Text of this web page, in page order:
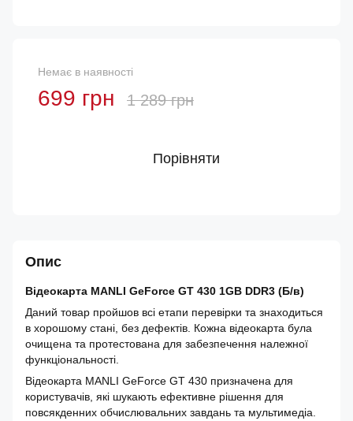
Немає в наявності
699 грн 1 289 грн
Порівняти
Опис
Відеокарта MANLI GeForce GT 430 1GB DDR3 (Б/в)
Даний товар пройшов всі етапи перевірки та знаходиться
в хорошому стані, без дефектів. Кожна відеокарта була
очищена та протестована для забезпечення належної
функціональності.
Відеокарта MANLI GeForce GT 430 призначена для
користувачів, які шукають ефективне рішення для
повсякденних обчислювальних завдань та мультимедіа.